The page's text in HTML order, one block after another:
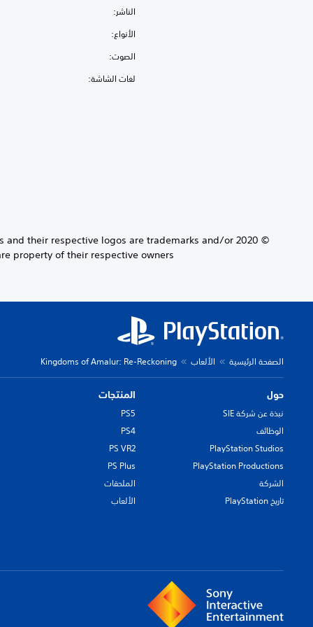
الناشر:
الأنواع:
الصوت:
لغات الشاشة:
and their respective logos are trademarks and/or
property of their respective owners.
الصفحة الرئيسية الألعاب Kingdoms of Amalur: Re-Reckoning
حول
نبذة عن شركة SIE
الوظائف
PlayStation Studios
PlayStation Productions
الشركة
تاريخ PlayStation
المنتجات
PS5
PS4
PS VR2
PS Plus
الملحقات
الألعاب